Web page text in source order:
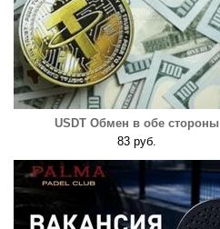
USDT Обмен в обе стороны
83 руб.